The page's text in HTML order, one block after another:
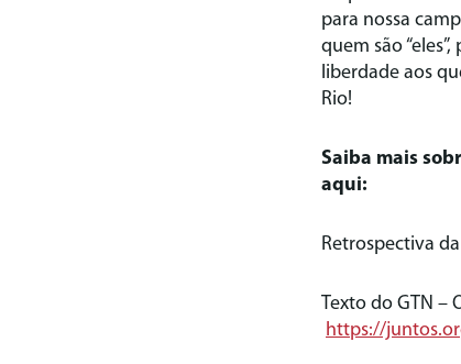
para nossa
quem são
liberdade aos
Rio!
Saiba mais
aqui:
Retrospectiva
Texto do GTN –
https://